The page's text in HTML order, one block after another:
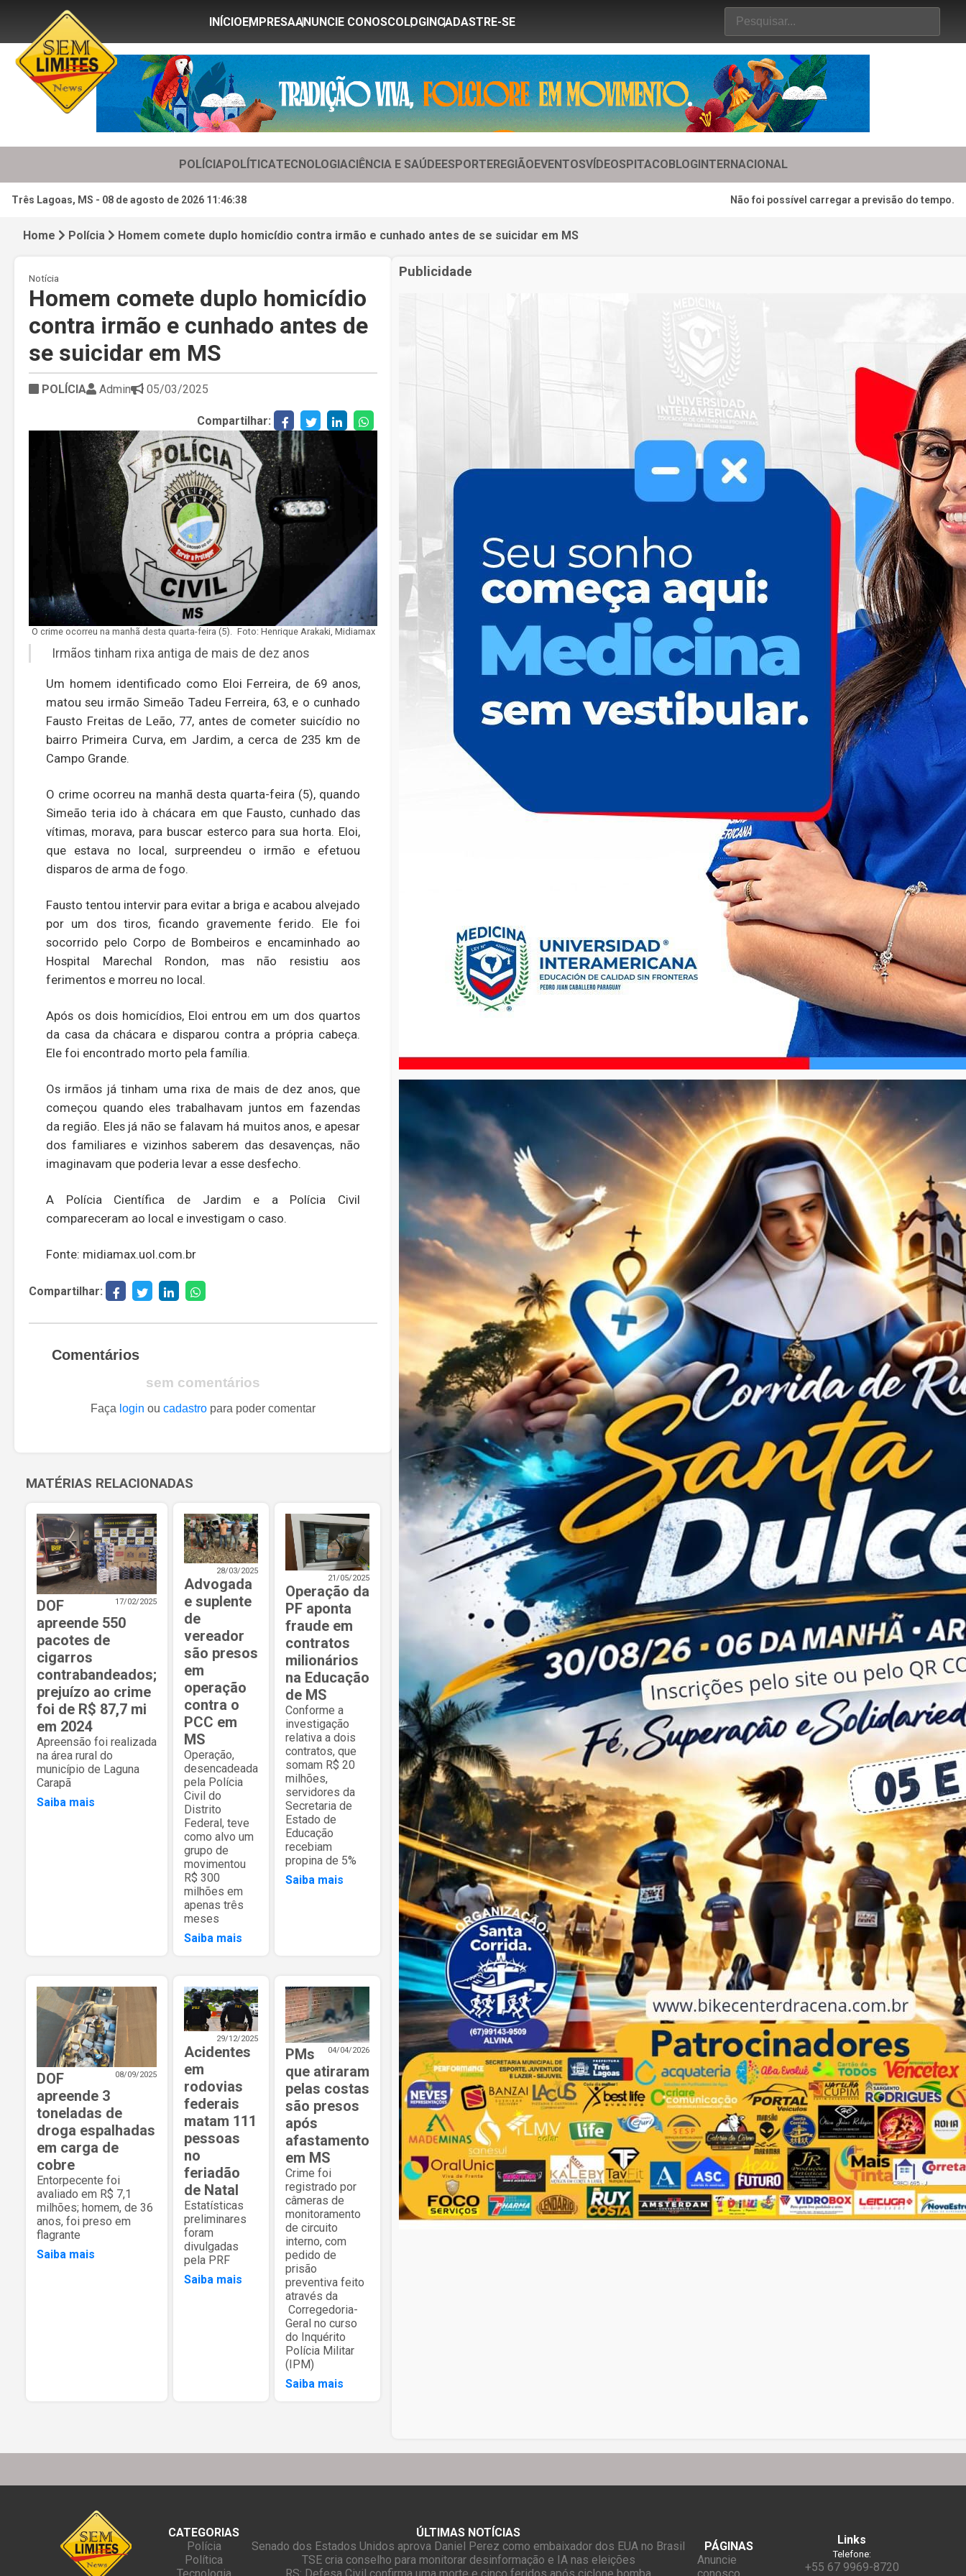
INÍCIOEMPRESAANUNCIE CONOSCOLOGINCADASTRE-SE
POLÍCIAPOLÍTICATECNOLOGIACIÊNCIA E SAÚDEESPORTEREGIÃOEVENTOSVÍDEOSPITACOBLOGINTERNACIONAL
Três Lagoas, MS - 08 de agosto de 2026 11:46:40 Não foi possível carregar a previsão do tempo.
Home Polícia Homem comete duplo homicídio contra irmão e cunhado antes de se suicidar em MS
Notícia
Homem comete duplo homicídio
contra irmão e cunhado antes de
se suicidar em MS
POLÍCIA Admin 05/03/2025
Compartilhar:
O crime ocorreu na manhã desta quarta-feira (5). Foto: Henrique Arakaki, Midiamax
Irmãos tinham rixa antiga de mais de dez anos
Um homem identificado como Eloi Ferreira, de 69 anos,
matou seu irmão Simeão Tadeu Ferreira, 63, e o cunhado
Fausto Freitas de Leão, 77, antes de cometer suicídio no
bairro Primeira Curva, em Jardim, a cerca de 235 km de
Campo Grande.
O crime ocorreu na manhã desta quarta-feira (5), quando
Simeão teria ido à chácara em que Fausto, cunhado das
vítimas, morava, para buscar esterco para sua horta. Eloi,
que estava no local, surpreendeu o irmão e efetuou
disparos de arma de fogo.
Fausto tentou intervir para evitar a briga e acabou alvejado
por um dos tiros, ficando gravemente ferido. Ele foi
socorrido pelo Corpo de Bombeiros e encaminhado ao
Hospital Marechal Rondon, mas não resistiu aos
ferimentos e morreu no local.
Após os dois homicídios, Eloi entrou em um dos quartos
da casa da chácara e disparou contra a própria cabeça.
Ele foi encontrado morto pela família.
Os irmãos já tinham uma rixa de mais de dez anos, que
começou quando eles trabalhavam juntos em fazendas
da região. Eles já não se falavam há muitos anos, e apesar
dos familiares e vizinhos saberem das desavenças, não
imaginavam que poderia levar a esse desfecho.
A Polícia Científica de Jardim e a Polícia Civil
compareceram ao local e investigam o caso.
Fonte: midiamax.uol.com.br
Compartilhar:
Comentários
sem comentários
Faça login ou cadastro para poder comentar
MATÉRIAS RELACIONADAS
17/02/2025
DOF
apreende 550
pacotes de
cigarros
contrabandeados;
prejuízo ao crime
foi de R$ 87,7 mi
em 2024
Apreensão foi realizada
na área rural do
município de Laguna
Carapã
Saiba mais
28/03/2025
Advogada
e suplente
de
vereador
são presos
em
operação
contra o
PCC em
MS
Operação,
desencadeada
pela Polícia
Civil do
Distrito
Federal, teve
como alvo um
grupo de
movimentou
R$ 300
milhões em
apenas três
meses
Saiba mais
21/05/2025
Operação da
PF aponta
fraude em
contratos
milionários
na Educação
de MS
Conforme a
investigação
relativa a dois
contratos, que
somam R$ 20
milhões,
servidores da
Secretaria de
Estado de
Educação
recebiam
propina de 5%
Saiba mais
08/09/2025
DOF
apreende 3
toneladas de
droga espalhadas
em carga de
cobre
Entorpecente foi
avaliado em R$ 7,1
milhões; homem, de 36
anos, foi preso em
flagrante
Saiba mais
29/12/2025
Acidentes
em
rodovias
federais
matam 111
pessoas
no
feriadão
de Natal
Estatísticas
preliminares
foram
divulgadas
pela PRF
Saiba mais
04/04/2026
PMs
que atiraram
pelas costas
são presos
após
afastamento
em MS
Crime foi
registrado por
câmeras de
monitoramento
de circuito
interno, com
pedido de
prisão
preventiva feito
através da
Corregedoria-
Geral no curso
do Inquérito
Polícia Militar
(IPM)
Saiba mais
Publicidade
CATEGORIAS
Polícia
Política
ÚLTIMAS NOTÍCIAS
Senado dos Estados Unidos aprova Daniel Perez como embaixador dos EUA no Brasil
TSE cria conselho para monitorar desinformação e IA nas eleições
PÁGINAS
Anuncie
Links
Telefone:
+55 67 9969-8720